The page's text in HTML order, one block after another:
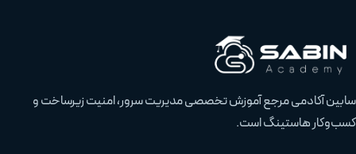
سابین آکادمی مرجع آموزش تخصصی مدیریت سرور، امنیت زیرساخت و
کسب‌وکار هاستینگ است.